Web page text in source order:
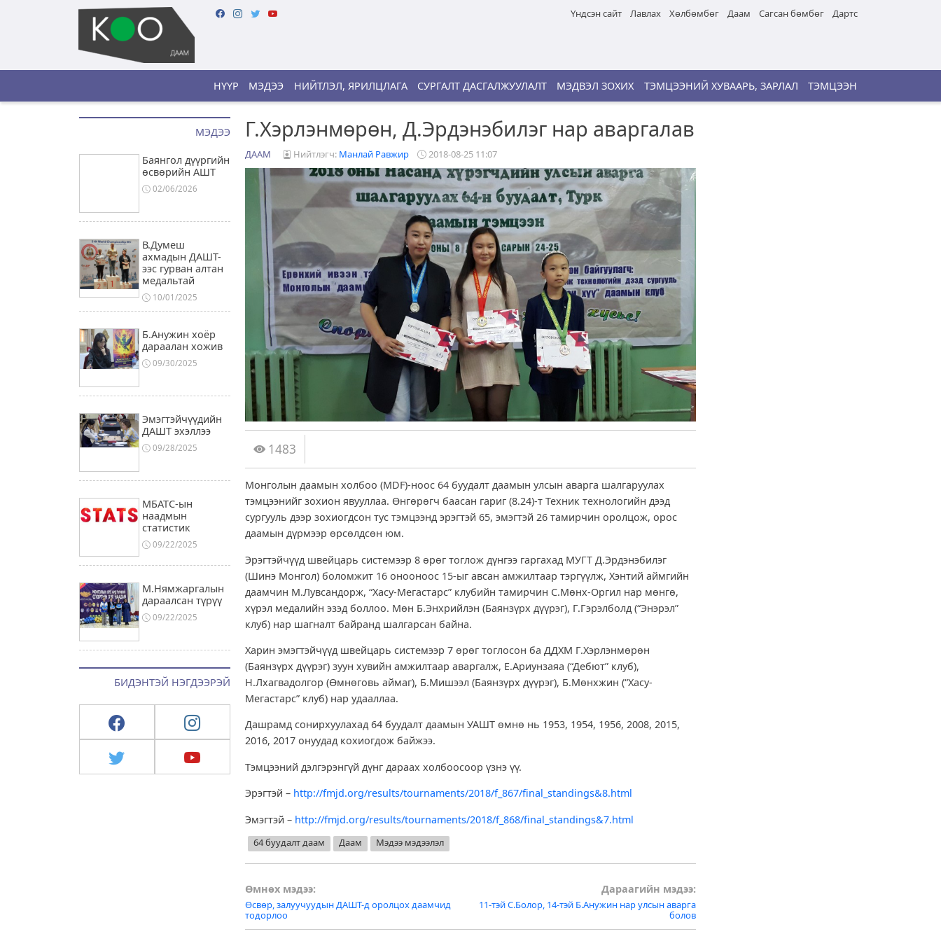
Үндсэн сайт Лавлах Хөлбөмбөг Даам Сагсан бөмбөг Дартс
НҮҮР МЭДЭЭ НИЙТЛЭЛ, ЯРИЛЦЛАГА СУРГАЛТ ДАСГАЛЖУУЛАЛТ МЭДВЭЛ ЗОХИХ ТЭМЦЭЭНИЙ ХУВААРЬ, ЗАРЛАЛ ТЭМЦЭЭН
МЭДЭЭ
Баянгол дүүргийн
өсвөрийн АШТ
02/06/2026
В.Думеш
ахмадын ДАШТ-
ээс гурван алтан
медальтай
10/01/2025
Б.Анужин хоёр
дараалан хожив
09/30/2025
Эмэгтэйчүүдийн
ДАШТ эхэллээ
09/28/2025
МБАТС-ын
наадмын
статистик
09/22/2025
М.Нямжаргалын
дараалсан түрүү
09/22/2025
БИДЭНТЭЙ НЭГДЭЭРЭЙ
Г.Хэрлэнмөрөн, Д.Эрдэнэбилэг нар аваргалав
ДААМ Нийтлэгч: Манлай Равжир 2018-08-25 11:07
1483
Монголын даамын холбоо (MDF)-ноос 64 буудалт даамын улсын аварга шалгаруулах
тэмцээнийг зохион явууллаа. Өнгөрөгч баасан гариг (8.24)-т Техник технологийн дээд
сургууль дээр зохиогдсон тус тэмцээнд эрэгтэй 65, эмэгтэй 26 тамирчин оролцож, орос
даамын дүрмээр өрсөлдсөн юм.
Эрэгтэйчүүд швейцарь системээр 8 өрөг тоглож дүнгээ гаргахад МУГТ Д.Эрдэнэбилэг
(Шинэ Монгол) боломжит 16 онооноос 15-ыг авсан амжилтаар тэргүүлж, Хэнтий аймгийн
даамчин М.Лувсандорж, “Хасу-Мегастарс” клубийн тамирчин С.Мөнх-Оргил нар мөнгө,
хүрэл медалийн эзэд боллоо. Мөн Б.Энхрийлэн (Баянзүрх дүүрэг), Г.Гэрэлболд (“Энэрэл”
клуб) нар шагналт байранд шалгарсан байна.
Харин эмэгтэйчүүд швейцарь системээр 7 өрөг тоглосон ба ДДХМ Г.Хэрлэнмөрөн
(Баянзүрх дүүрэг) зуун хувийн амжилтаар аваргалж, Е.Ариунзаяа (“Дебют” клуб),
Н.Лхагвадолгор (Өмнөговь аймаг), Б.Мишээл (Баянзүрх дүүрэг), Б.Мөнхжин (“Хасу-
Мегастарс” клуб) нар удааллаа.
Дашрамд сонирхуулахад 64 буудалт даамын УАШТ өмнө нь 1953, 1954, 1956, 2008, 2015,
2016, 2017 онуудад кохиогдож байжээ.
Тэмцээний дэлгэрэнгүй дүнг дараах холбоосоор үзнэ үү.
Эрэгтэй – http://fmjd.org/results/tournaments/2018/f_867/final_standings&8.html
Эмэгтэй – http://fmjd.org/results/tournaments/2018/f_868/final_standings&7.html
64 буудалт даам Даам Мэдээ мэдээлэл
Post
navigation
Өмнөх мэдээ:
Өсвөр, залуучуудын ДАШТ-д оролцох даамчид
тодорлоо
Дараагийн мэдээ:
11-тэй С.Болор, 14-тэй Б.Анужин нар улсын аварга
болов